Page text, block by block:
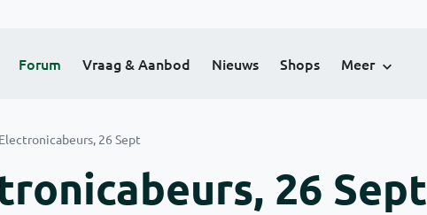
Forum Vraag & Aanbod Nieuws Shops Meer
26 Sept
26 Sept